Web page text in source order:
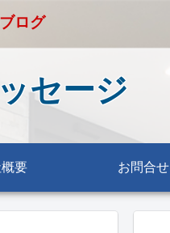
ログ
セージ
要 お問合せ